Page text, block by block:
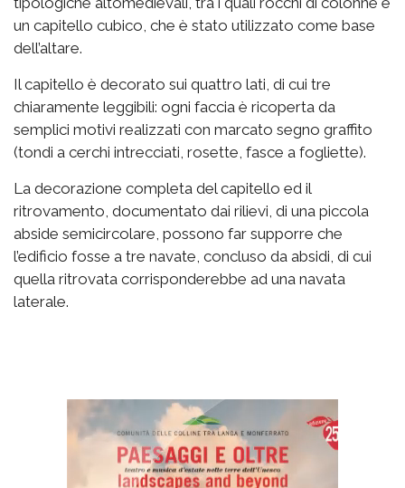
un capitello cubico, che è stato utilizzato come base
dell’altare.
Il capitello è decorato sui quattro lati, di cui tre
chiaramente leggibili: ogni faccia è ricoperta da
semplici motivi realizzati con marcato segno graffito
(tondi a cerchi intrecciati, rosette, fasce a fogliette).
La decorazione completa del capitello ed il
ritrovamento, documentato dai rilievi, di una piccola
abside semicircolare, possono far supporre che
l’edificio fosse a tre navate, concluso da absidi, di cui
quella ritrovata corrisponderebbe ad una navata
laterale.